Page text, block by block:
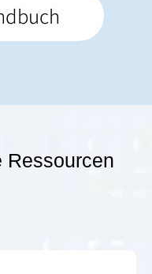
Ressourcen